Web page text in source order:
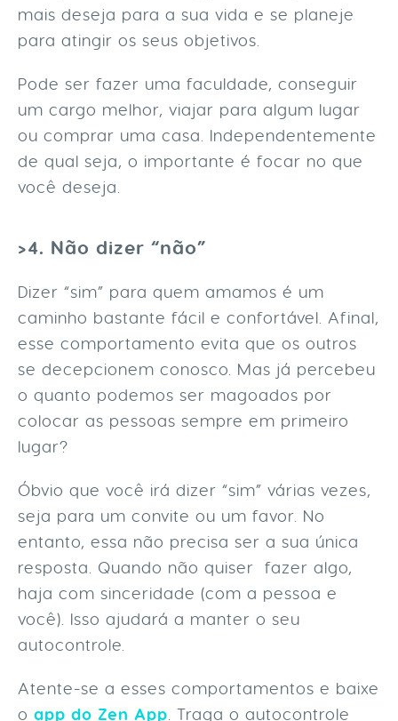
mais deseja para a sua vida e se planeje
para atingir os seus objetivos.
Pode ser fazer uma faculdade, conseguir
um cargo melhor, viajar para algum lugar
ou comprar uma casa. Independentemente
de qual seja, o importante é focar no que
você deseja.
>4. Não dizer “não”
Dizer “sim” para quem amamos é um
caminho bastante fácil e confortável. Afinal,
esse comportamento evita que os outros
se decepcionem conosco. Mas já percebeu
o quanto podemos ser magoados por
colocar as pessoas sempre em primeiro
lugar?
Óbvio que você irá dizer “sim” várias vezes,
seja para um convite ou um favor. No
entanto, essa não precisa ser a sua única
resposta. Quando não quiser fazer algo,
haja com sinceridade (com a pessoa e
você). Isso ajudará a manter o seu
autocontrole.
Atente-se a esses comportamentos e baixe
o app do Zen App. Traga o autocontrole